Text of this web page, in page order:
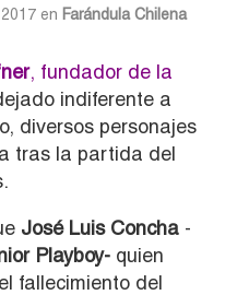
en Farándula Chilena
, fundador de la
indiferente a
diversos personajes
tras la partida del
José Luis Concha -
Playboy- quien
fallecimiento del